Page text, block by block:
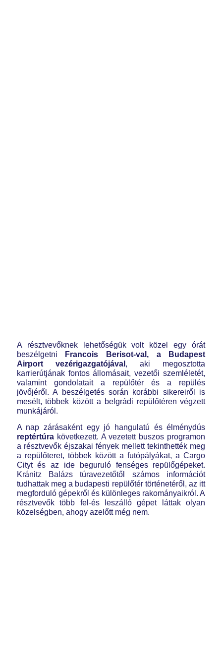
A résztvevőknek lehetőségük volt közel egy órát
beszélgetni
Francois Berisot-val, a Budapest
Airport vezérigazgatójával , aki megosztotta
karrierútjának fontos állomásait, vezetői szemléletét,
valamint gondolatait a repülőtér és a repülés
jövőjéről. A beszélgetés során korábbi sikereiről is
mesélt, többek között a belgrádi repülőtéren végzett
munkájáról.
A nap zárásaként egy jó hangulatú és élménydús
reptértúrakövetkezett. A vezetett buszos programon
a résztvevők éjszakai fények mellett tekinthették meg
a repülőteret, többek között a futópályákat, a Cargo
Cityt és az ide beguruló fenséges repülőgépeket.
Kránitz Balázs túravezetőtől számos információt
tudhattak meg a budapesti repülőtér történetéről, az itt
megforduló gépekről és különleges rakományaikról. A
résztvevők több fel-és leszálló gépet láttak olyan
közelségben, ahogy azelőtt még nem.